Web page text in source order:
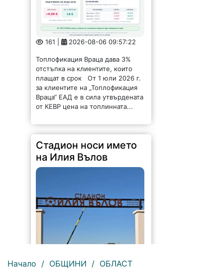
161 | 2026-08-06 09:57:22
Топлофикация Враца дава 3%
отстъпка на клиентите, които
плащат в срок От 1 юли 2026 г.
за клиентите на „Топлофикация
Враца“ ЕАД е в сила утвърдената
от КЕВР цена на топлинната...
Стадион носи името
на Илия Вълов
Начало / ОБЩИНИ / ОБЛАСТ